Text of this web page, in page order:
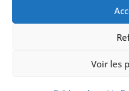
Voir les
985